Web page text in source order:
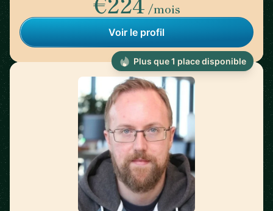
/mois
Voir le profil
Plus que 1 place disponible